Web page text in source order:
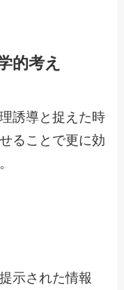
的考え
誘導と捉えた時
ることで更に効
示された情報